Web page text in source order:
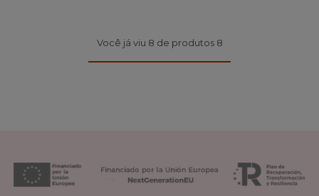
Você já viu 8 de produtos 8